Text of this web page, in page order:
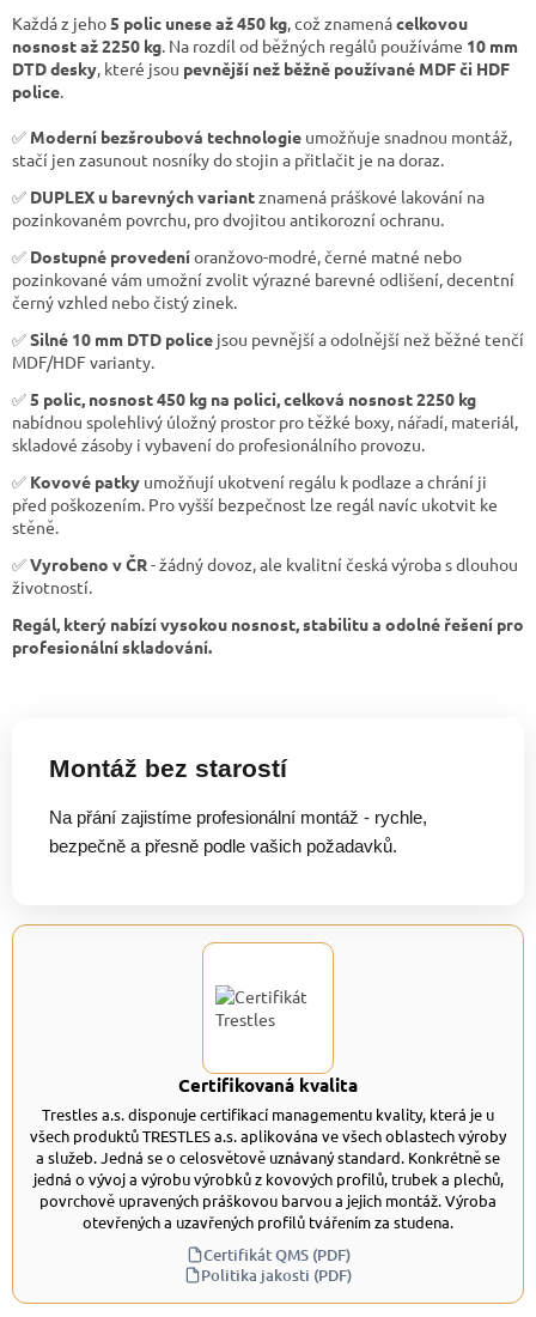
Každá z jeho5 polic unese až 450 kg, což znamenácelkovou
nosnost až 2250 kg. Na rozdíl od běžných regálů používáme 10 mm
DTD desky, které jsou pevnější než běžně používané MDF či HDF
police.
✅ Moderní bezšroubová technologie umožňuje snadnou montáž,
stačí jen zasunout nosníky do stojin a přitlačit je na doraz.
✅ DUPLEX u barevných variantznamená práškové lakování na
pozinkovaném povrchu, pro dvojitou antikorozní ochranu.
✅ Dostupné provedeníoranžovo-modré, černé matné nebo
pozinkované vám umožní zvolit výrazné barevné odlišení, decentní
černý vzhled nebo čistý zinek.
✅Silné 10 mm DTD police jsou pevnější a odolnější než běžné tenčí
MDF/HDF varianty.
✅5 polic, nosnost 450 kg na polici, celková nosnost 2250 kg
nabídnou spolehlivý úložný prostor pro těžké boxy, nářadí, materiál,
skladové zásoby i vybavení do profesionálního provozu.
✅ Kovové patky umožňují ukotvení regálu k podlaze a chrání ji
před poškozením. Pro vyšší bezpečnost lze regál navíc ukotvit ke
stěně.
✅Vyrobeno v ČR- žádný dovoz, ale kvalitní česká výroba s dlouhou
životností.
Regál, který nabízí vysokou nosnost, stabilitu a odolné řešení pro
profesionální skladování.
Montáž bez starostí
Na přání zajistíme profesionální montáž - rychle,
bezpečně a přesně podle vašich požadavků.
Certifikovaná kvalita
Trestles a.s. disponuje certifikací managementu kvality, která je u
všech produktů TRESTLES a.s. aplikována ve všech oblastech výroby
a služeb. Jedná se o celosvětově uznávaný standard. Konkrétně se
jedná o vývoj a výrobu výrobků z kovových profilů, trubek a plechů,
povrchově upravených práškovou barvou a jejich montáž. Výroba
otevřených a uzavřených profilů tvářením za studena.
Certifikát QMS (PDF)
Politika jakosti (PDF)